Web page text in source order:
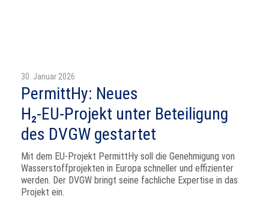
30. Januar 2026
PermittHy: Neues
H₂‑EU‑Projekt unter Beteiligung
des DVGW gestartet
Mit dem EU‑Projekt PermittHy soll die Genehmigung von
Wasserstoffprojekten in Europa schneller und effizienter
werden. Der DVGW bringt seine fachliche Expertise in das
Projekt ein.